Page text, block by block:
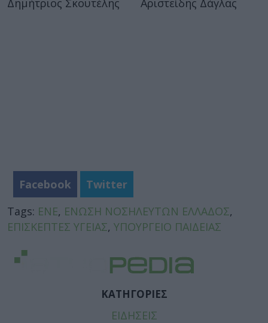
Facebook
Twitter
Tags: ΕΝΕ, ΕΝΩΣΗ ΝΟΣΗΛΕΥΤΩΝ ΕΛΛΑΔΟΣ,
ΕΠΙΣΚΕΠΤΕΣ ΥΓΕΙΑΣ, ΥΠΟΥΡΓΕΙΟ ΠΑΙΔΕΙΑΣ
ΚΑΤΗΓΟΡΙΕΣ
ΕΙΔΗΣΕΙΣ